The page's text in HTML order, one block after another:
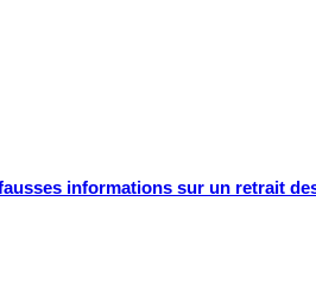
informations sur un retrait